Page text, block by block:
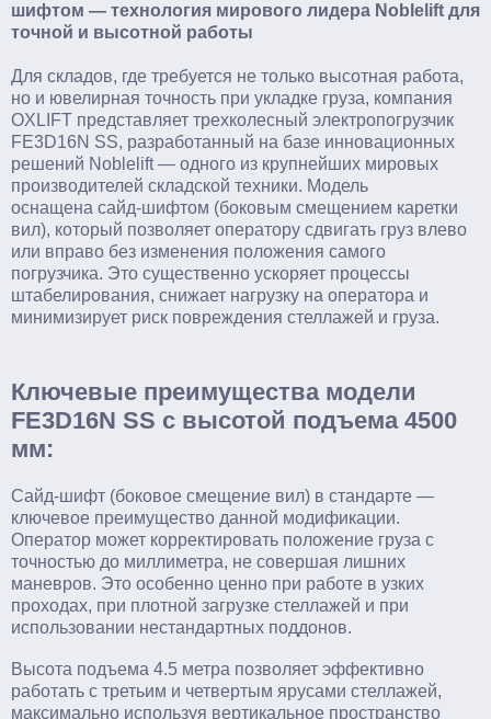
шифтом — технология мирового лидера Noblelift для
точной и высотной работы
Для складов, где требуется не только высотная работа,
но и ювелирная точность при укладке груза, компания
OXLIFT представляет трехколесный электропогрузчик
FE3D16N SS, разработанный на базе инновационных
решений Noblelift — одного из крупнейших мировых
производителей складской техники. Модель
оснащена сайд-шифтом (боковым смещением каретки
вил), который позволяет оператору сдвигать груз влево
или вправо без изменения положения самого
погрузчика. Это существенно ускоряет процессы
штабелирования, снижает нагрузку на оператора и
минимизирует риск повреждения стеллажей и груза.
Ключевые преимущества модели
FE3D16N SS с высотой подъема 4500
мм:
Сайд-шифт (боковое смещение вил) в стандарте —
ключевое преимущество данной модификации.
Оператор может корректировать положение груза с
точностью до миллиметра, не совершая лишних
маневров. Это особенно ценно при работе в узких
проходах, при плотной загрузке стеллажей и при
использовании нестандартных поддонов.
Высота подъема 4.5 метра позволяет эффективно
работать с третьим и четвертым ярусами стеллажей,
максимально используя вертикальное пространство